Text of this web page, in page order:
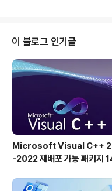
개 이상의 ISO 파일이 테스트됩
호환성" 개념을 도입하여 ISO 파
0% 오픈 소스사용이 간편함빠름
제한됨)추출이 필요없는 iso 파일
UEFI는 같은 방식으로 지원UEFI
이 블로그 인기글
Microsoft Visual C++
-2022 재배포 가능 패키지